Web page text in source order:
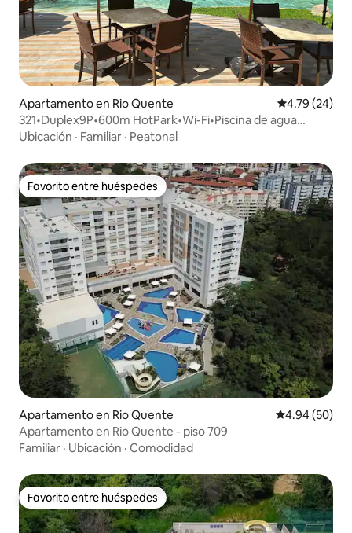
Apartamento en Rio Quente Calificación
4.79 (24)
321•Duplex9P•600m HotPark•Wi-Fi•Piscina de agua
caliente
Ubicación · Familiar · Peatonal
Favorito entre huéspedes
Favorito entre huéspedes
Apartamento en Rio Quente Calificación
4.94 (50)
Apartamento en Rio Quente - piso 709
Familiar · Ubicación · Comodidad
Favorito entre huéspedes
Favorito entre huéspedes